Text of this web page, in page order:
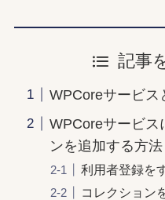
記事
WPCoreサービス
WPCoreサービス
ンを追加する方法
利用者登録を
コレクション